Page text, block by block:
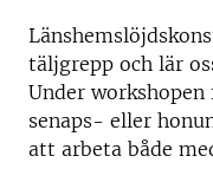
täljgrepp och lär
Under
senaps- eller
att arbeta både